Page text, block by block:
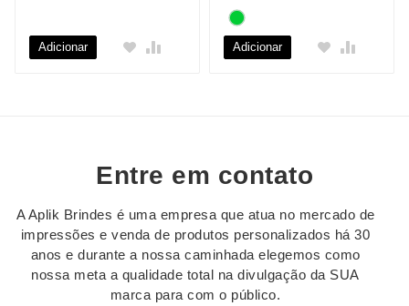
Adicionar Adicionar
Entre em contato
A Aplik Brindes é uma empresa que atua no mercado de
impressões e venda de produtos personalizados há 30
anos e durante a nossa caminhada elegemos como
nossa meta a qualidade total na divulgação da SUA
marca para com o público.